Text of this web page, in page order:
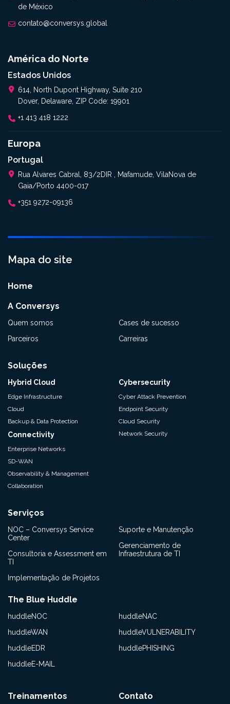
de México
contato@conversys.global
América do Norte
Estados Unidos
614, North Dupont Highway, Suite 210
Dover, Delaware, ZIP Code: 19901
+1 413 418 1222
Europa
Portugal
Rua Alvares Cabral, 83/2DIR , Mafamude, VilaNova de
Gaia/Porto 4400-017
+351 9272-09136
Mapa do site
Home
A Conversys
Quem somos
Parceiros
Cases de sucesso
Carreiras
Soluções
Hybrid Cloud
Edge Infrastructure
Cloud
Backup & Data Protection
Connectivity
Enterprise Networks
SD-WAN
Observability & Management
Collaboration
Cybersecurity
Cyber Attack Prevention
Endpoint Security
Cloud Security
Network Security
Serviços
NOC – Conversys Service
Center
Consultoria e Assessment em
TI
Implementação de Projetos
Suporte e Manutenção
Gerenciamento de
Infraestrutura de TI
The Blue Huddle
huddleNOC
huddleWAN
huddleEDR
huddleE-MAIL
huddleNAC
huddleVULNERABILITY
huddlePHISHING
Treinamentos Contato